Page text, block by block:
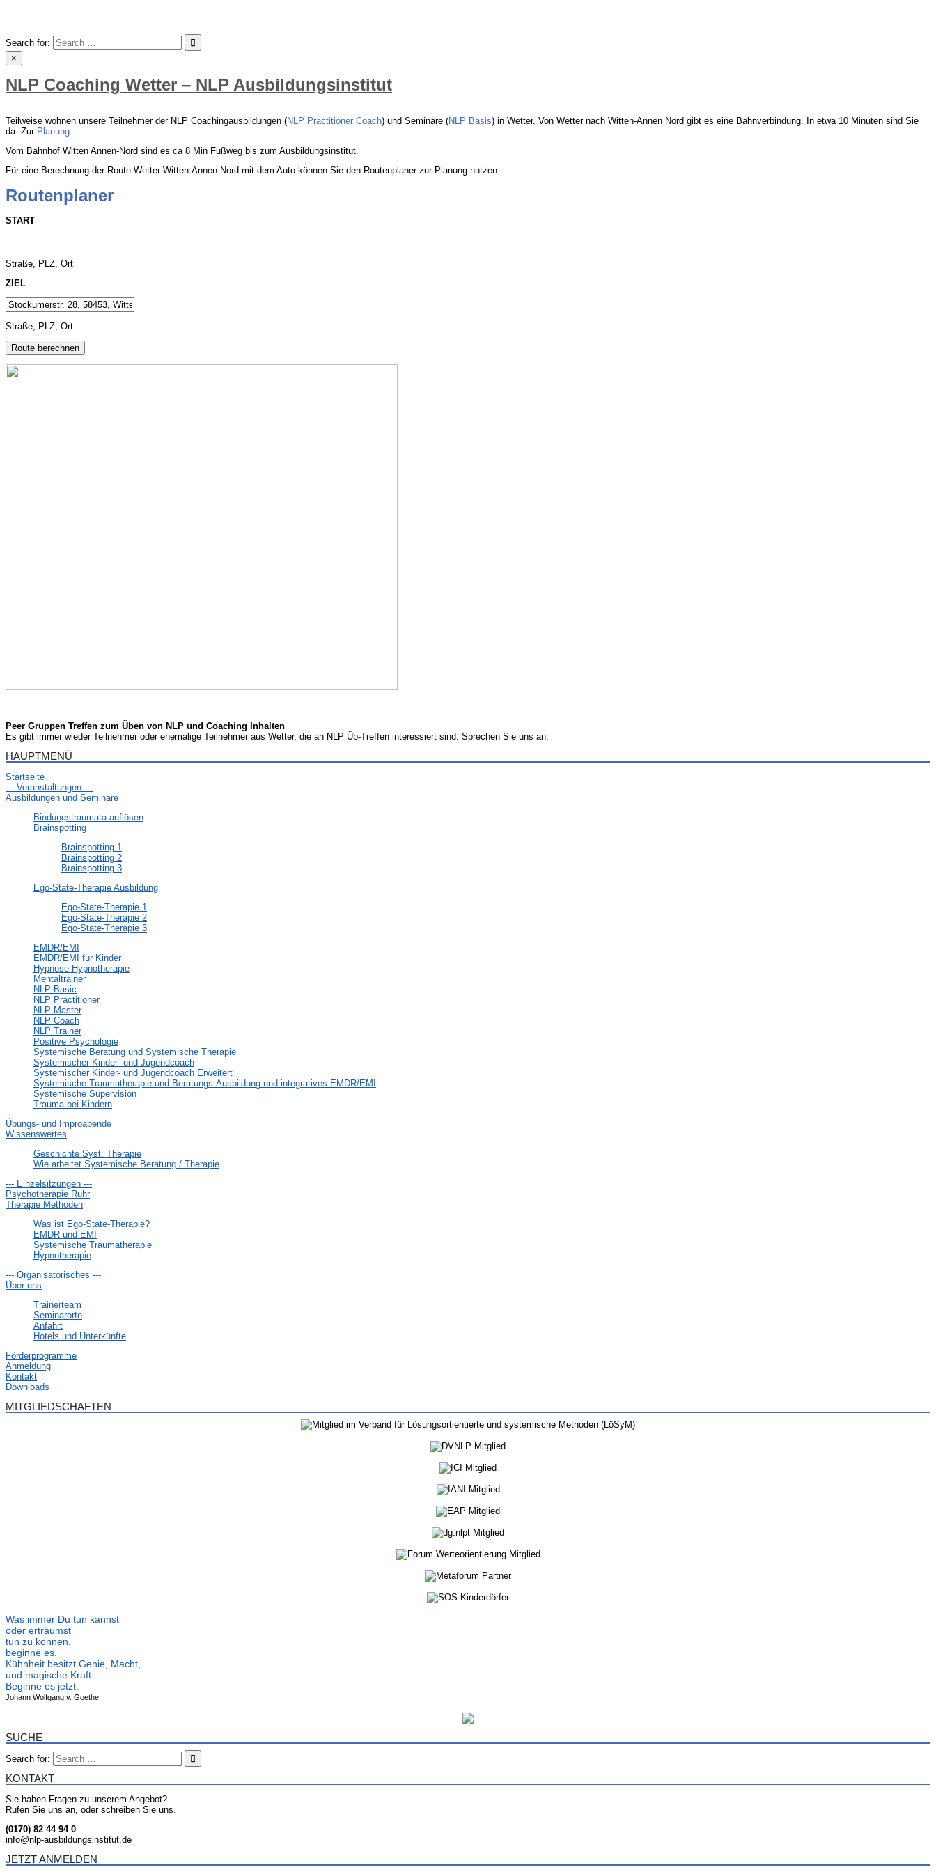
Search for:
×
NLP Coaching Wetter – NLP Ausbildungsinstitut
Teilweise wohnen unsere Teilnehmer der NLP Coachingausbildungen (NLP Practitioner Coach) und Seminare (NLP Basis) in Wetter. Von Wetter nach Witten-Annen Nord gibt es eine Bahnverbindung. In etwa 10 Minuten sind Sie
da. Zur Planung.
Vom Bahnhof Witten Annen-Nord sind es ca 8 Min Fußweg bis zum Ausbildungsinstitut.
Für eine Berechnung der Route Wetter-Witten-Annen Nord mit dem Auto können Sie den Routenplaner zur Planung nutzen.
Routenplaner
START
Straße, PLZ, Ort
ZIEL
Straße, PLZ, Ort
Peer Gruppen Treffen zum Üben von NLP und Coaching Inhalten
Es gibt immer wieder Teilnehmer oder ehemalige Teilnehmer aus Wetter, die an NLP Üb-Treffen interessiert sind. Sprechen Sie uns an.
HAUPTMENÜ
Startseite
--- Veranstaltungen ---
Ausbildungen und Seminare
Bindungstraumata auflösen
Brainspotting
Brainspotting 1
Brainspotting 2
Brainspotting 3
Ego-State-Therapie Ausbildung
Ego-State-Therapie 1
Ego-State-Therapie 2
Ego-State-Therapie 3
EMDR/EMI
EMDR/EMI für Kinder
Hypnose Hypnotherapie
Mentaltrainer
NLP Basic
NLP Practitioner
NLP Master
NLP Coach
NLP Trainer
Positive Psychologie
Systemische Beratung und Systemische Therapie
Systemischer Kinder- und Jugendcoach
Systemischer Kinder- und Jugendcoach Erweitert
Systemische Traumatherapie und Beratungs-Ausbildung und integratives EMDR/EMI
Systemische Supervision
Trauma bei Kindern
Übungs- und Improabende
Wissenswertes
Geschichte Syst. Therapie
Wie arbeitet Systemische Beratung / Therapie
--- Einzelsitzungen ---
Psychotherapie Ruhr
Therapie Methoden
Was ist Ego-State-Therapie?
EMDR und EMI
Systemische Traumatherapie
Hypnotherapie
--- Organisatorisches ---
Über uns
Trainerteam
Seminarorte
Anfahrt
Hotels und Unterkünfte
Förderprogramme
Anmeldung
Kontakt
Downloads
MITGLIEDSCHAFTEN
Was immer Du tun kannst
oder erträumst
tun zu können,
beginne es.
Kühnheit besitzt Genie, Macht,
und magische Kraft.
Beginne es jetzt.
Johann Wolfgang v. Goethe
SUCHE
Search for:
KONTAKT
Sie haben Fragen zu unserem Angebot?
Rufen Sie uns an, oder schreiben Sie uns.
(0170) 82 44 94 0
info@nlp-ausbildungsinstitut.de
JETZT ANMELDEN